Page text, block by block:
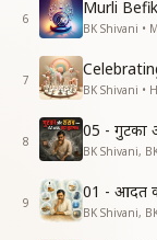
6
Murli
BK Shivani •
7
BK Shivani •
8
05 - गुटका
BK Shivani,
9
01 - आदत
BK Shivani,